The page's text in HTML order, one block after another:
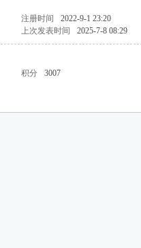
注册时间 2022-9-1 23:20
上次发表时间 2025-7-8 08:29
积分 3007